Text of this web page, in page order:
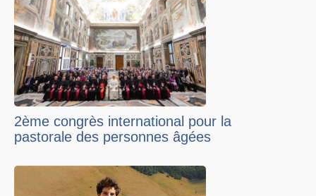
2ème congrès international pour la
pastorale des personnes âgées